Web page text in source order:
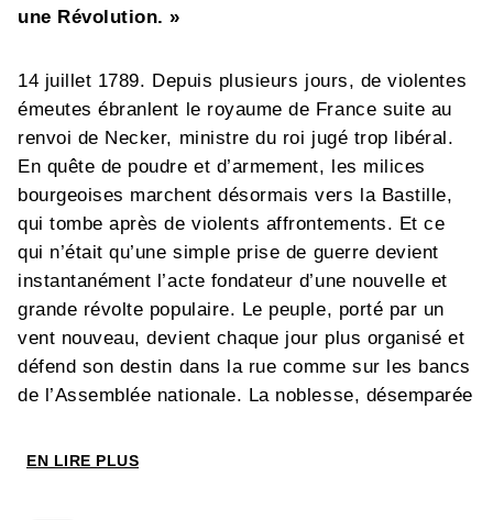
une Révolution. »
14 juillet 1789. Depuis plusieurs jours, de violentes
émeutes ébranlent le royaume de France suite au
renvoi de Necker, ministre du roi jugé trop libéral.
En quête de poudre et d’armement, les milices
bourgeoises marchent désormais vers la Bastille,
qui tombe après de violents affrontements. Et ce
qui n’était qu’une simple prise de guerre devient
instantanément l’acte fondateur d’une nouvelle et
grande révolte populaire. Le peuple, porté par un
vent nouveau, devient chaque jour plus organisé et
défend son destin dans la rue comme sur les bancs
de l’Assemblée nationale. La noblesse, désemparée
impuissante à son propre effondrement. Si le roi
EN LIRE PLUS